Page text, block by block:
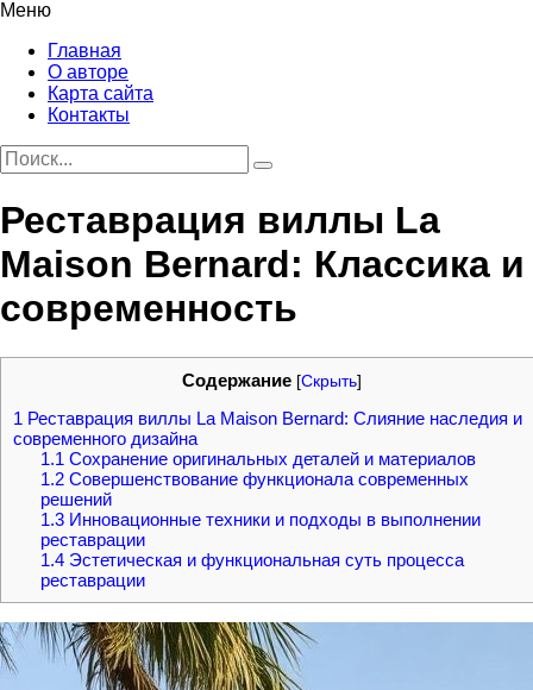
Меню
Главная
О авторе
Карта сайта
Контакты
Реставрация виллы La
Maison Bernard: Классика и
современность
Содержание [Скрыть]
1 Реставрация виллы La Maison Bernard: Слияние наследия и
современного дизайна
1.1 Сохранение оригинальных деталей и материалов
1.2Совершенствование функционала современных
решений
1.3Инновационные техники и подходы в выполнении
реставрации
1.4Эстетическая и функциональная суть процесса
реставрации